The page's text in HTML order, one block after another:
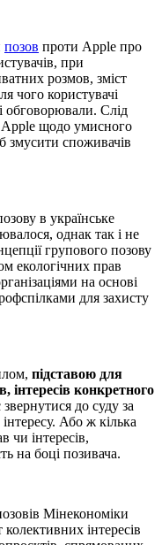
позов проти Apple про
при
розмов, зміст
чого користувачі
обговорювали. Слід
щодо умисного
змусити споживачів
в українське
однак так і не
групового позову
екологічних прав
на основі
для захисту
підставою для
інтересів конкретного
до суду за
Або ж кілька
чи інтересів,
на боці позивача.
Мінекономіки
інтересів